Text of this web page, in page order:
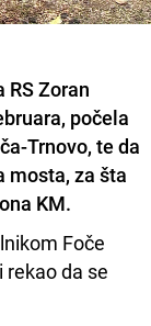
Zoran
počela
Trnovo, te da
mosta, za šta
KM.
Foče
rekao da se